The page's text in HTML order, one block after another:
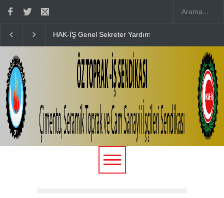
HAK-İŞ Genel Sekreter Yardımcısı Fatma Zengin’in